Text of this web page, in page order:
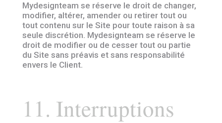
Mydesignteam se réserve le droit de changer,
modifier, altérer, amender ou retirer tout ou
tout contenu sur le Site pour toute raison à sa
seule discrétion. Mydesignteam se réserve le
droit de modifier ou de cesser tout ou partie
du Site sans préavis et sans responsabilité
envers le Client.
11. Interruptions